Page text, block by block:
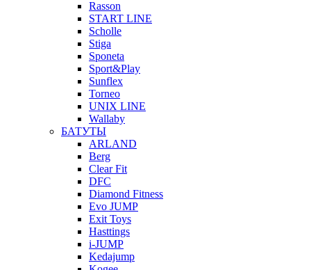
Rasson
START LINE
Scholle
Stiga
Sponeta
Sport&Play
Sunflex
Torneo
UNIX LINE
Wallaby
БАТУТЫ
ARLAND
Berg
Clear Fit
DFC
Diamond Fitness
Evo JUMP
Exit Toys
Hasttings
i-JUMP
Kedajump